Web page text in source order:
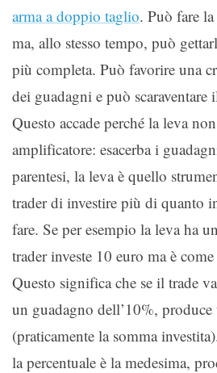
arma a doppio taglio. Può fare
ma, allo stesso tempo, può
più completa. Può favorire una
dei guadagni e può scaraventare
Questo accade perché la leva
amplificatore: esacerba i
parentesi, la leva è quello
trader di investire più di quanto
fare. Se per esempio la leva ha
trader investe 10 euro ma è
Questo significa che se il trade
un guadagno dell’10%,
(praticamente la somma
la percentuale è la medesima,